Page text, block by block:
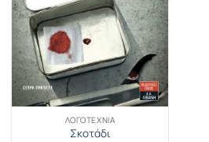
ΛΟΓΟΤΕΧΝΊΑ
Σκοτάδι